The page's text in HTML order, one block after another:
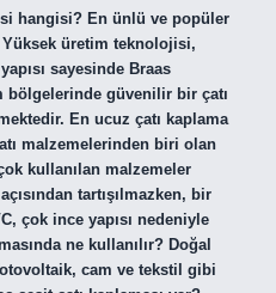
hangisi? En ünlü ve popüler
üretim teknolojisi,
sayesinde Braas
bölgelerinde güvenilir bir çatı
En ucuz çatı kaplama
malzemelerinden biri olan
kullanılan malzemeler
tartışılmazken, bir
çok ince yapısı nedeniyle
ne kullanılır? Doğal
cam ve tekstil gibi